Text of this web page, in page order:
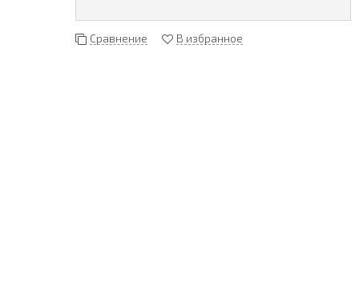
Сравнение В избранное